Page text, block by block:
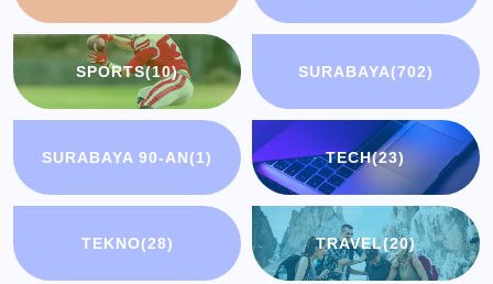
SPORTS(10) SURABAYA(702)
SURABAYA 90-AN(1) TECH(23)
TEKNO(28) TRAVEL(20)